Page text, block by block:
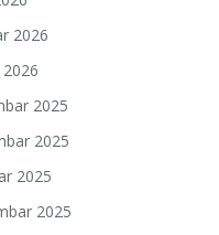
2026
2026
2025
2025
2025
2025